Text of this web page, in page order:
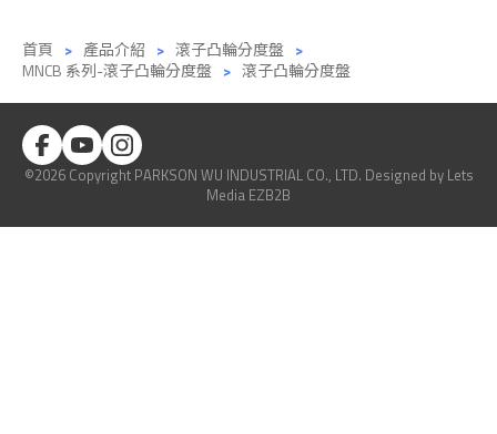
首頁 產品介紹
滾子凸輪分度盤
MNCB 系列-滾子凸輪分度盤
滾子凸輪分度盤
©2026 Copyright PARKSON WU INDUSTRIAL CO., LTD. Designed by Lets
Media EZB2B